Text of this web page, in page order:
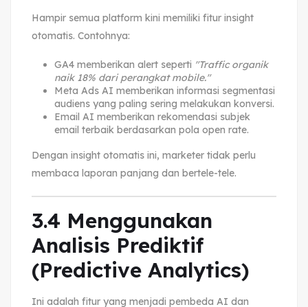
Hampir semua platform kini memiliki fitur insight
otomatis. Contohnya:
GA4 memberikan alert seperti "Traffic organik
naik 18% dari perangkat mobile."
Meta Ads AI memberikan informasi segmentasi
audiens yang paling sering melakukan konversi.
Email AI memberikan rekomendasi subjek
email terbaik berdasarkan pola open rate.
Dengan insight otomatis ini, marketer tidak perlu
membaca laporan panjang dan bertele-tele.
3.4 Menggunakan
Analisis Prediktif
(Predictive Analytics)
Ini adalah fitur yang menjadi pembeda AI dan